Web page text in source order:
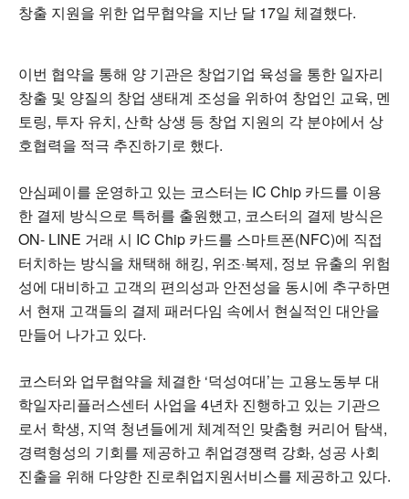
창출 지원을 위한 업무협약을 지난 달 17일 체결했다.
이번 협약을 통해 양 기관은 창업기업 육성을 통한 일자리
창출 및 양질의 창업 생태계 조성을 위하여 창업인 교육, 멘
토링, 투자 유치, 산학 상생 등 창업 지원의 각 분야에서 상
호협력을 적극 추진하기로 했다.
안심페이를 운영하고 있는 코스터는 IC Chip 카드를 이용
한 결제 방식으로 특허를 출원했고, 코스터의 결제 방식은
ON- LINE 거래 시 IC Chip 카드를 스마트폰(NFC)에 직접
터치하는 방식을 채택해 해킹, 위조·복제, 정보 유출의 위험
성에 대비하고 고객의 편의성과 안전성을 동시에 추구하면
서 현재 고객들의 결제 패러다임 속에서 현실적인 대안을
만들어 나가고 있다.
코스터와 업무협약을 체결한 ‘덕성여대’는 고용노동부 대
학일자리플러스센터 사업을 4년차 진행하고 있는 기관으
로서 학생, 지역 청년들에게 체계적인 맞춤형 커리어 탐색,
경력형성의 기회를 제공하고 취업경쟁력 강화, 성공 사회
진출을 위해 다양한 진로취업지원서비스를 제공하고 있다.